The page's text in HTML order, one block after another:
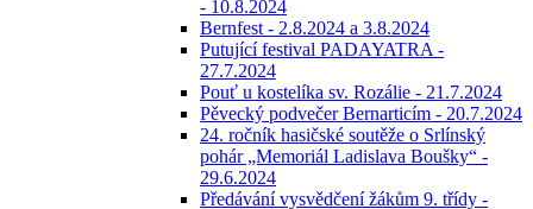
- 10.8.2024
Bernfest - 2.8.2024 a 3.8.2024
Putující festival PADAYATRA -
27.7.2024
Pouť u kostelíka sv. Rozálie - 21.7.2024
Pěvecký podvečer Bernarticím - 20.7.2024
24. ročník hasičské soutěže o Srlínský
pohár „Memoriál Ladislava Boušky“ -
29.6.2024
Předávání vysvědčení žákům 9. třídy -